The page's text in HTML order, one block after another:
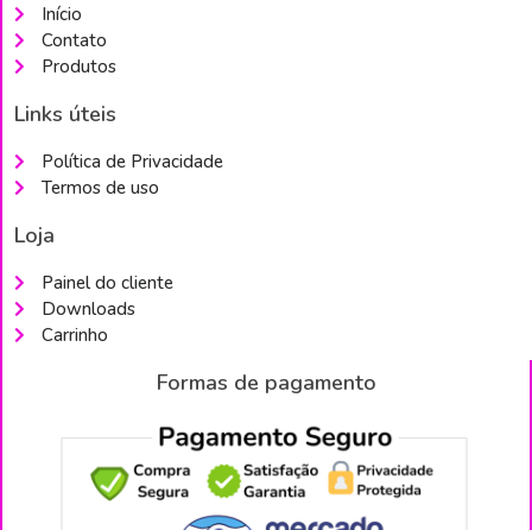
Início
Contato
Produtos
Links úteis
Política de Privacidade
Termos de uso
Loja
Painel do cliente
Downloads
Carrinho
Formas de pagamento